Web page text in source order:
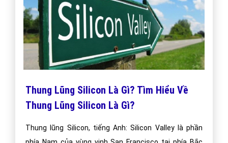
Thung Lũng Silicon Là Gì? Tìm Hiểu Về
Thung Lũng Silicon Là Gì?
Thung lũng Silicon, tiếng Anh: Silicon Valley là phần